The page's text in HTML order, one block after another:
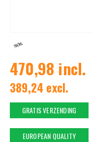
470,98 incl.
389,24 excl.
GRATIS VERZENDING
EUROPEAN QUALITY